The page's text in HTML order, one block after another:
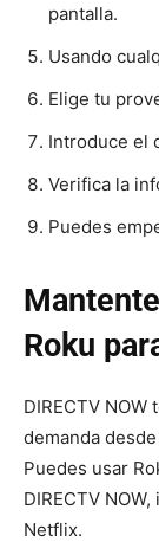
pantalla.
Usando
Elige tu
Introduce el
Verifica la
Puedes
Roku
DIRECTV
demanda
Puedes usar
DIRECTV
Netflix.